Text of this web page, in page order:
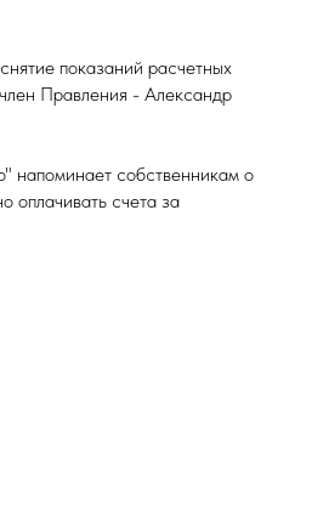
показаний расчетных
Правления - Александр
собственникам о
оплачивать счета за